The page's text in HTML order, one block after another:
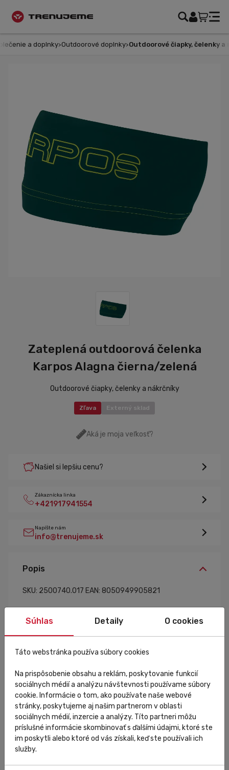
a doplnky Outdoorové doplnky Outdoorové čiapky, čelenky a
Zateplená outdoorová čelenka
Karpos Alagna čierna/zelená
Outdoorové čiapky, čelenky a nákrčníky
Zľava Externý sklad
Aká je moja veľkosť?
Našiel si lepšiu cenu?
Zákaznícka linka
+421917941554
Napíšte nám
info@trenujeme.sk
Popis
SKU: 2500740.017 EAN: 8050949905821
Veľkostná tabuľka
Súhlas Detaily O cookies
Táto webstránka používa súbory cookies
Na prispôsobenie obsahu a reklám, poskytovanie funkcií
sociálnych médií a analýzu návštevnosti používame súbory
cookie. Informácie o tom, ako používate naše webové
stránky, poskytujeme aj našim partnerom v oblasti
sociálnych médií, inzercie a analýzy. Títo partneri môžu
príslušné informácie skombinovať s ďalšími údajmi, ktoré ste
im poskytli alebo ktoré od vás získali, keď ste používali ich
služby.